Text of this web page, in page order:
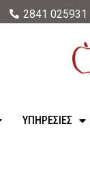
2841 025931
ΥΠΗΡΕΣΊΕΣ